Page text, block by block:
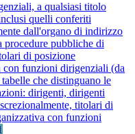
a qualsiasi titolo
quelli conferiti
dall'organo di indirizzo
procedure pubbliche di
di posizione
con funzioni dirigenziali (da
che distinguano le
dirigenti, dirigenti
titolari di
con funzioni